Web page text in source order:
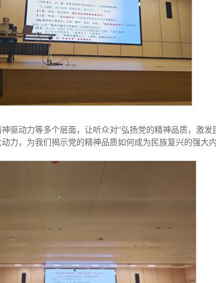
驱动力等多个层面，让听众对“弘扬党的精神品质，激
，为我们揭示党的精神品质如何成为民族复兴的强大